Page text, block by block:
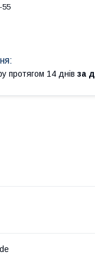
55
протягом 14 днів за